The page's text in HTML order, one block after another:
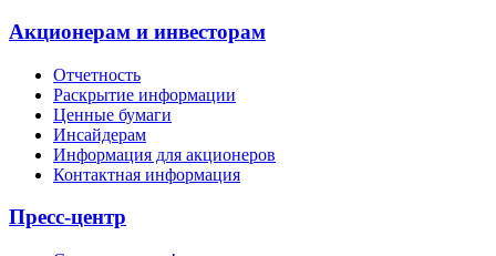
Акционерам и инвесторам
Отчетность
Раскрытие информации
Ценные бумаги
Инсайдерам
Информация для акционеров
Контактная информация
Пресс-центр